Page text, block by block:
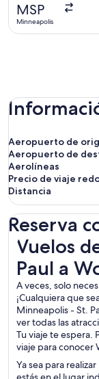
MSP
Minneapolis
Aeropuerto de
Aeropuerto de
Aerolíneas
Precio de viaje
Distancia
Reserva
Vuelos
Paul a
A veces, solo
¡Cualquiera que
Minneapolis - St.
ver todas las
Tu viaje te espera.
viaje para conocer
Ya sea para
Vuelos de